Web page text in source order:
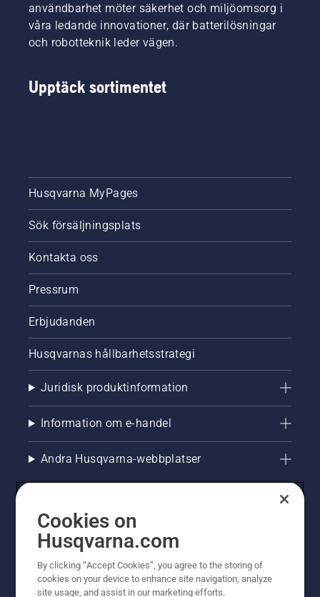
användbarhet möter säkerhet och miljöomsorg i
våra ledande innovationer, där batterilösningar
och robotteknik leder vägen.
Upptäck sortimentet
Husqvarna MyPages
Sök försäljningsplats
Kontakta oss
Pressrum
Erbjudanden
Husqvarnas hållbarhetsstrategi
Juridisk produktinformation
Information om e-handel
Andra Husqvarna-webbplatser
Cookies on
Husqvarna.com
By clicking “Accept Cookies”, you agree to the storing of
cookies on your device to enhance site navigation, analyze
site usage, and assist in our marketing efforts.